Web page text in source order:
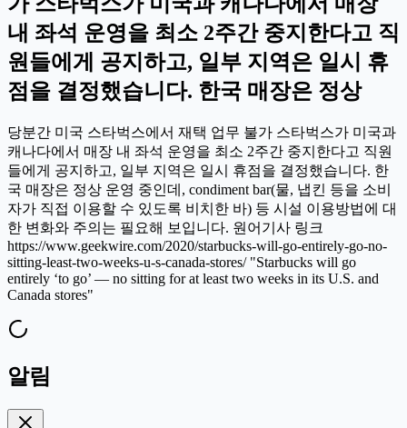
내 좌석 운영을 최소 2주간 중지한다고 직
원들에게 공지하고, 일부 지역은 일시 휴
점을 결정했습니다. 한국 매장은 정상
당분간 미국 스타벅스에서 재택 업무 불가 스타벅스가 미국과
캐나다에서 매장 내 좌석 운영을 최소 2주간 중지한다고 직원
들에게 공지하고, 일부 지역은 일시 휴점을 결정했습니다. 한
국 매장은 정상 운영 중인데, condiment bar(물, 냅킨 등을 소비
자가 직접 이용할 수 있도록 비치한 바) 등 시설 이용방법에 대
한 변화와 주의는 필요해 보입니다. 원어기사 링크
https://www.geekwire.com/2020/starbucks-will-go-entirely-go-no-
sitting-least-two-weeks-u-s-canada-stores/ "Starbucks will go
entirely ‘to go’ — no sitting for at least two weeks in its U.S. and
Canada stores"
알림